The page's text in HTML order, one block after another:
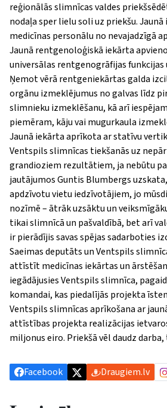
reģionālās slimnīcas valdes
nodaļa sper lielu soli uz priekšu.
medicīnas personālu no nevajadzīgā
Jaunā rentgenoloģiskā iekārta
universālas rentgenogrāfijas
Ņemot vērā rentgeniekārtas galda
orgānu izmeklējumus no galvas līdz
slimnieku izmeklēšanu, kā arī
piemēram, kāju vai mugurkaula
Jaunā iekārta aprīkota ar statīvu
Ventspils slimnīcas tiekšanās uz
grandioziem rezultātiem, ja nebūtu
jautājumos Guntis Blumbergs
apdzīvotu vietu iedzīvotājiem, jo
nozīmē – ātrāk uzsāktu un
tikai slimnīcā un pašvaldībā, bet arī
ir pierādījis savas spējas sadarboties
Saeimas deputāts un Ventspils
attīstīt medicīnas iekārtas un
iegādājusies Ventspils slimnīca,
komandai, kas piedalījās projekta īste
Ventspils slimnīcas aprīkošana ar
attīstības projekta realizācijas
miljonus eiro. Priekšā vēl daudz
Facebook Draugiem.lv